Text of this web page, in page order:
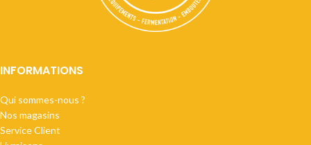
INFORMATIONS
Qui sommes-nous ?
Nos magasins
Service Client